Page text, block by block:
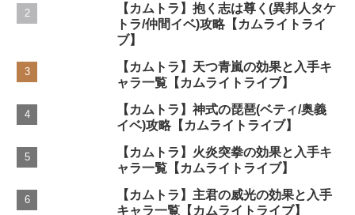
【カムトラ】抱く志は尊く(異邦人タケ
トラ/仲間イベ)攻略【カムライトライ
ブ】
【カムトラ】天つ青嵐の効果と入手キ
ャラ一覧【カムライトライブ】
【カムトラ】神式の琵琶(ベティ/奥義
イベ)攻略【カムライトライブ】
【カムトラ】火炎突拳の効果と入手キ
ャラ一覧【カムライトライブ】
【カムトラ】主君の威光の効果と入手
キャラ一覧【カムライトライブ】